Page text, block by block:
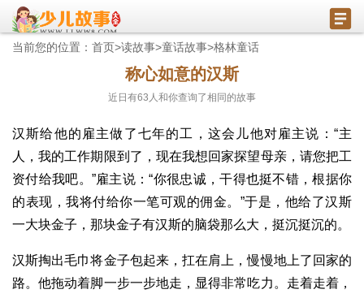
当前您的位置： 首页>读故事>童话故事>格林童话
称心如意的汉斯
近日有63 人和你查询了相同的故事
汉斯给他的雇主做了七年的工，这会儿他对雇主说：“主
人，我的工作期限到了，现在我想回家探望母亲，请您把工
资付给我吧。”雇主说：“你很忠诚，干得也挺不错，根据你
的表现，我将付给你一笔可观的佣金。”于是，他给了汉斯
一大块金子，那块金子有汉斯的脑袋那么大，挺沉挺沉的。
汉斯掏出毛巾将金子包起来，扛在肩上，慢慢地上了回家的
路。他拖动着脚一步一步地走，显得非常吃力。走着走着，